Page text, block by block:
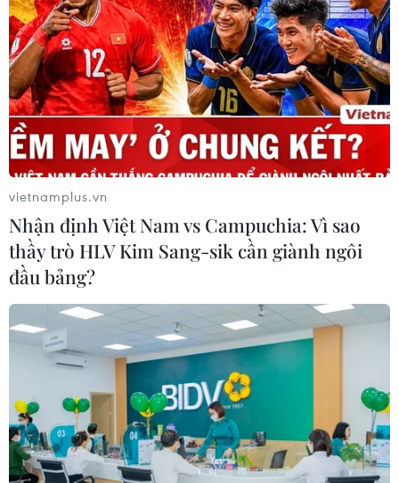
Giá xăng dầu đồng loạt tăng, RON95-III
lên mức 20.209 đồng mỗi lít
02/10/2025 07:58
Từ 15h ngày hôm nay, giá xăng và dầu đồng loạt tăng,
trong đó xăng RON95-III có giá mới là 20.209 đồng/lít,
tăng 44 đồng/lít và giá dầu diesel tăng 380 đồng/lít,
lên ngưỡng 19.038 đồng/lít.
vietnamplus.vn
Nhận định Việt Nam vs Campuchia: Vì sao
thầy trò HLV Kim Sang-sik cần giành ngôi
đầu bảng?